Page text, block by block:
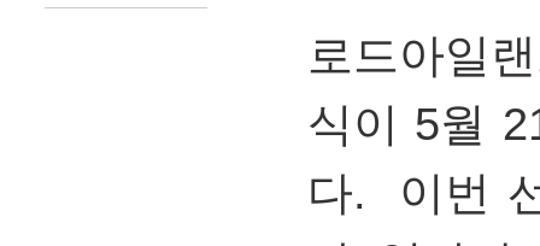
로드아일
식이 5월
다. 이번